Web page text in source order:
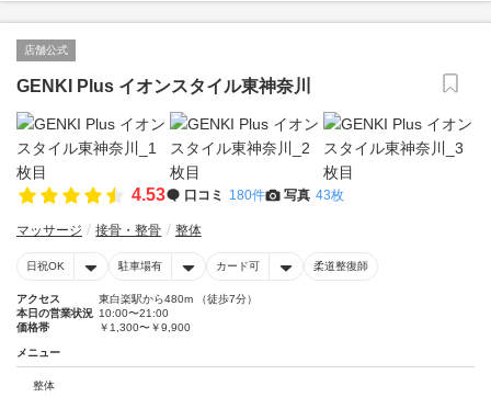
店舗公式
GENKI Plus イオンスタイル東神奈川
4.53 口コミ 180件 写真 43枚
マッサージ 接骨・整骨 整体
日祝OK 駐車場有 カード可 柔道整復師
アクセス
東白楽駅から480m （徒歩7分）
本日の営業状況 10:00〜21:00
価格帯
￥1,300〜￥9,900
メニュー
整体